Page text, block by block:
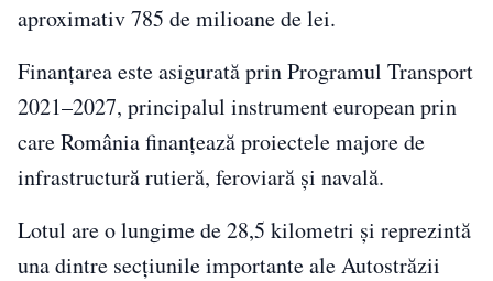
aproximativ 785 de milioane de lei.
Finanțarea este asigurată prin Programul Transport
2021–2027, principalul instrument european prin
care România finanțează proiectele majore de
infrastructură rutieră, feroviară și navală.
Lotul are o lungime de 28,5 kilometri și reprezintă
una dintre secțiunile importante ale Autostrăzii